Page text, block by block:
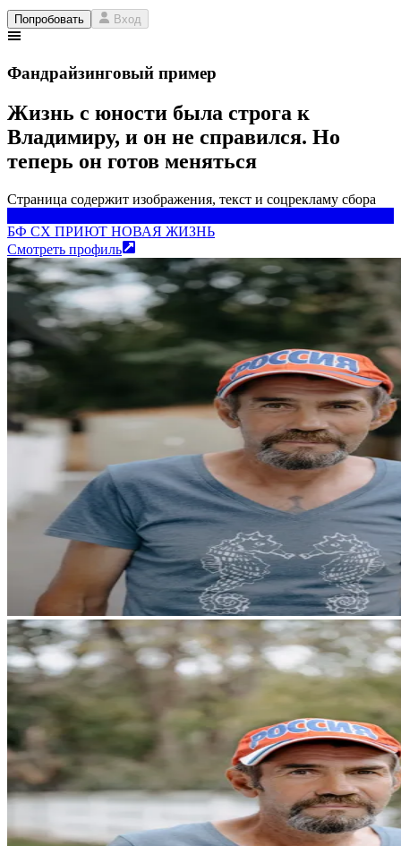
Попробовать Вход
Фандрайзинговый пример
Жизнь с юности была строга к
Владимиру, и он не справился. Но
теперь он готов меняться
Страница содержит изображения, текст и соцрекламу сбора
БФ СХ ПРИЮТ НОВАЯ ЖИЗНЬ
Смотреть профиль